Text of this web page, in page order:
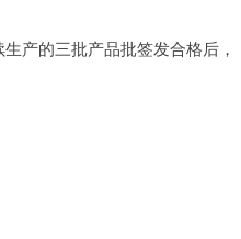
产的三批产品批签发合格后，